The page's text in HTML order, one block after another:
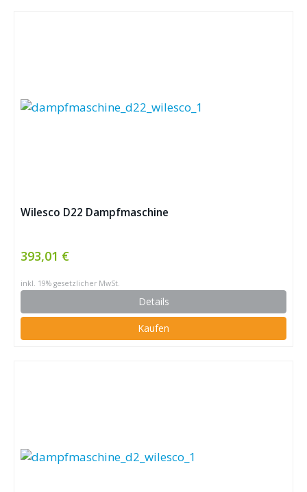
Wilesco D22 Dampfmaschine
393,01 €
inkl. 19% gesetzlicher MwSt.
Details
Kaufen